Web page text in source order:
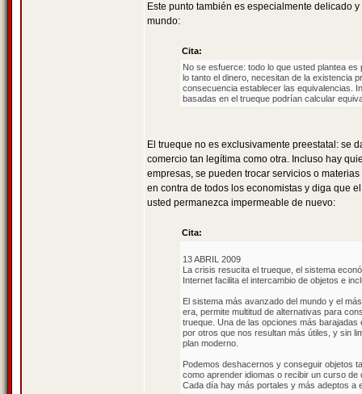
Este punto también es especialmente delicado
mundo:
Cita:
No se esfuerce: todo lo que usted plantea
lo tanto el dinero, necesitan de la existencia
consecuencia establecer las equivalencias.
basadas en el trueque podrían calcular
El trueque no es exclusivamente preestatal: se
comercio tan legítima como otra. Incluso hay
empresas, se pueden trocar servicios o
en contra de todos los economistas y diga que
usted permanezca impermeable de nuevo:
Cita:
13 ABRIL 2009
La crisis resucita el trueque, el sistema
Internet facilita el intercambio de objetos e
El sistema más avanzado del mundo y el
era, permite multitud de alternativas para
trueque. Una de las opciones más
por otros que nos resultan más útiles, y sin
plan moderno.
Podemos deshacernos y conseguir objetos
como aprender idiomas o recibir un curso de
Cada día hay más portales y más adeptos a